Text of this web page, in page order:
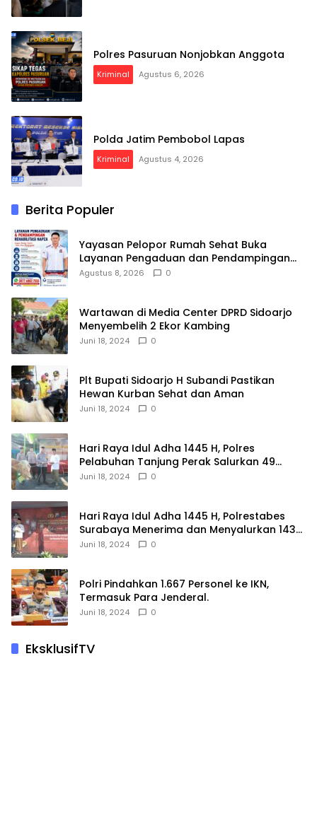
Polres Pasuruan Nonjobkan Anggota
Kriminal Agustus 6, 2026
Polda Jatim Pembobol Lapas
Kriminal Agustus 4, 2026
Berita Populer
Yayasan Pelopor Rumah Sehat Buka
Layanan Pengaduan dan Pendampingan
Rehabilitasi NAPZA 24 Jam
Agustus 8, 2026 0
Wartawan di Media Center DPRD Sidoarjo
Menyembelih 2 Ekor Kambing
Juni 18, 2024 0
Plt Bupati Sidoarjo H Subandi Pastikan
Hewan Kurban Sehat dan Aman
Juni 18, 2024 0
Hari Raya Idul Adha 1445 H, Polres
Pelabuhan Tanjung Perak Salurkan 49
Hewan Korban.
Juni 18, 2024 0
Hari Raya Idul Adha 1445 H, Polrestabes
Surabaya Menerima dan Menyalurkan 143
Hewan Kurban
Juni 18, 2024 0
Polri Pindahkan 1.667 Personel ke IKN,
Termasuk Para Jenderal.
Juni 18, 2024 0
EksklusifTV